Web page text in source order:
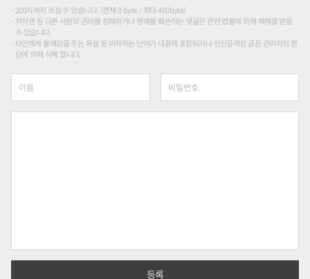
200자까지 쓰실 수 있습니다. (현재 0 byte / 최대 400byte)
저작권 등 다른 사람의 권리를 침해하거나 명예를 훼손하는 댓글은 관련 법률에 의해 제재를 받을
수 있습니다.
타인에게 불쾌감을 주는 욕설 등 비하하는 단어가 내용에 포함되거나 인신공격성 글은 관리자의 판
단에 의해 삭제 합니다.